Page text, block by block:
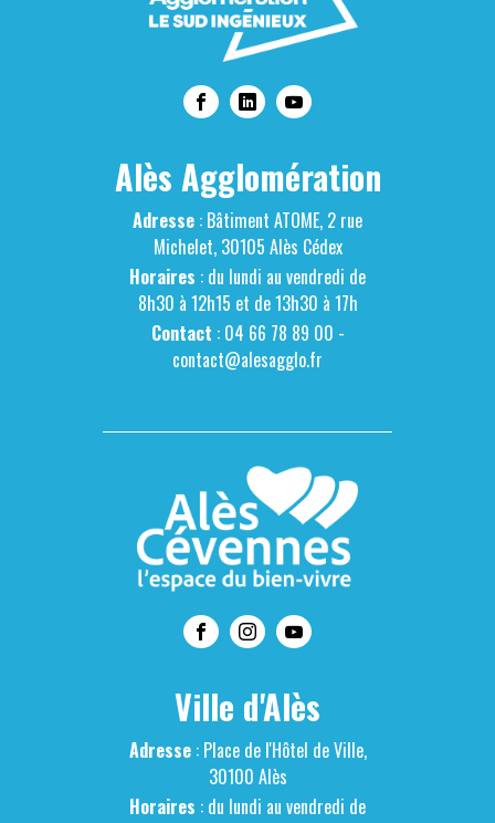
Alès Agglomération
Adresse : Bâtiment ATOME, 2 rue
Michelet, 30105 Alès Cédex
Horaires : du lundi au vendredi de
8h30 à 12h15 et de 13h30 à 17h
Contact : 04 66 78 89 00 -
contact@alesagglo.fr
Ville d'Alès
Adresse: Place de l'Hôtel de Ville,
30100 Alès
Horaires : du lundi au vendredi de